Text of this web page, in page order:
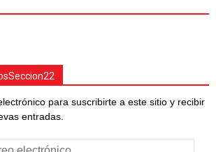
para suscribirte a este sitio y recibir
entradas.